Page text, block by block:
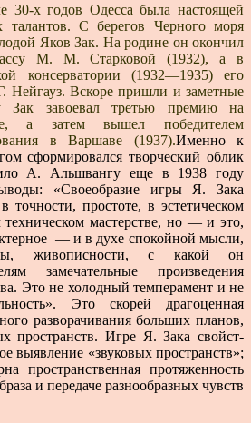
х годов Одесса была нас­тоящей
талантов. С берегов Черного моря
Яков Зак. На родине он окончил
М. М. Старковой (1932), а в
консерватории (1932—1935) его
Нейгауз. Вскоре пришли и заметные
завоевал третью премию на
а затем вышел победителем
в Варшаве (1937).Именно к
сформировался творческий облик
А. Альшвангу еще в 1938 году
«Своеоб­разие игры Я. Зака
точности, простоте, в эстетическом
техни­ческом мастерстве, но — и это,
— и в духе спокойной мысли,
живописности, с какой он
замечательные произведения
Это не холодный темперамент и не
Это скорей драгоценная
разворачивания больших планов,
пространств. Игре Я. Зака свойст­
выявление «звуковых прост­ранств»;
пространственная протяженность
и пе­редаче разнообразных чувств